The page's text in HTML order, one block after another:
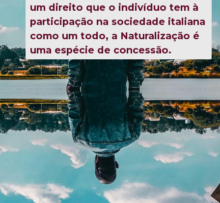
um direito que o indivíduo tem à
participação na sociedade italiana
como um todo, a Naturalização é
uma espécie de concessão.